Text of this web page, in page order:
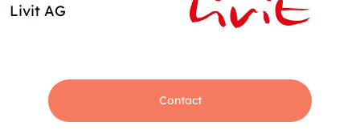
Livit AG
Contact